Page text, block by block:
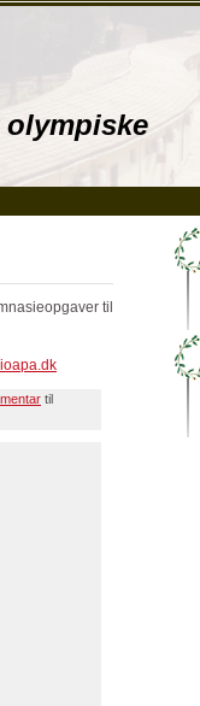
olympiske
til
til